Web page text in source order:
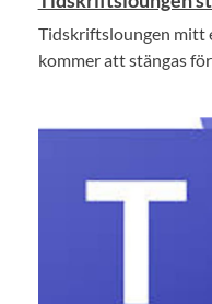
Tidskriftsloungen mitt
kommer att stängas